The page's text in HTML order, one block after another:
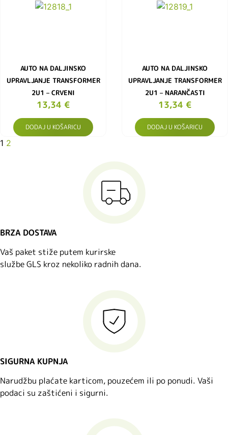
AUTO NA DALJINSKO
UPRAVLJANJE TRANSFORMER
2U1 – CRVENI
13,34 €
DODAJ U KOŠARICU
AUTO NA DALJINSKO
UPRAVLJANJE TRANSFORMER
2U1 – NARANČASTI
13,34 €
DODAJ U KOŠARICU
1 2
BRZA DOSTAVA
Vaš paket stiže putem kurirske
službe GLS kroz nekoliko radnih dana.
SIGURNA KUPNJA
Narudžbu plaćate karticom, pouzećem ili po ponudi. Vaši
podaci su zaštićeni i sigurni.